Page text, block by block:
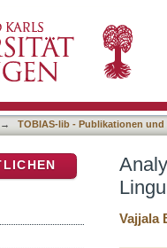
→ TOBIAS-lib - Publikationen und
Vajjala